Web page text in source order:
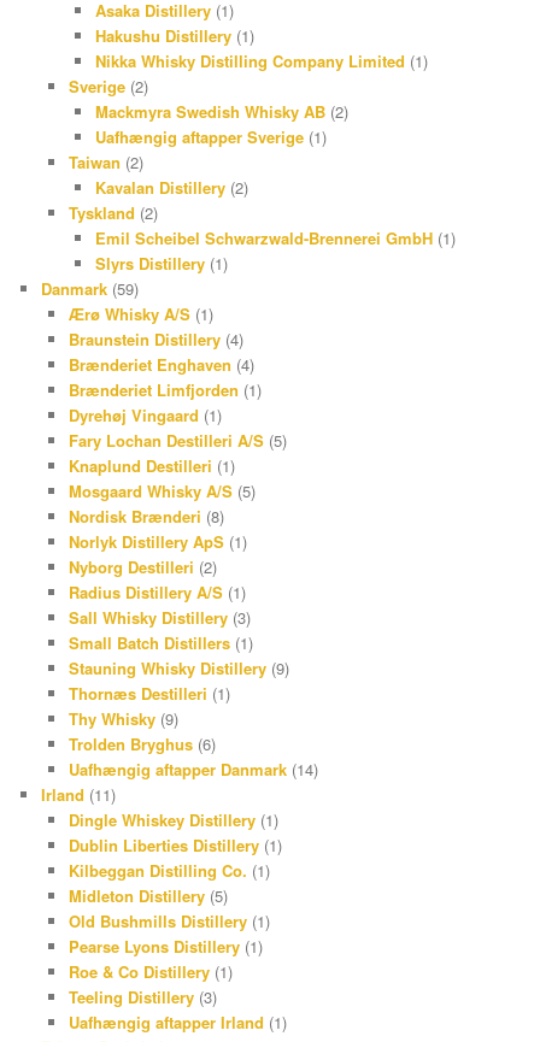
Asaka Distillery (1)
Hakushu Distillery (1)
Nikka Whisky Distilling Company Limited (1)
Sverige(2)
Mackmyra Swedish Whisky AB (2)
Uafhængig aftapper Sverige (1)
Taiwan (2)
Kavalan Distillery (2)
Tyskland (2)
Emil Scheibel Schwarzwald-Brennerei GmbH (1)
Slyrs Distillery (1)
Danmark (59)
Ærø Whisky A/S(1)
Braunstein Distillery(4)
Brænderiet Enghaven (4)
Brænderiet Limfjorden (1)
Dyrehøj Vingaard (1)
Fary Lochan Destilleri A/S(5)
Knaplund Destilleri (1)
Mosgaard Whisky A/S(5)
Nordisk Brænderi (8)
Norlyk Distillery ApS(1)
Nyborg Destilleri (2)
Radius Distillery A/S(1)
Sall Whisky Distillery(3)
Small Batch Distillers(1)
Stauning Whisky Distillery(9)
Thornæs Destilleri (1)
Thy Whisky(9)
Trolden Bryghus(6)
Uafhængig aftapper Danmark(14)
Irland (11)
Dingle Whiskey Distillery(1)
Dublin Liberties Distillery(1)
Kilbeggan Distilling Co. (1)
Midleton Distillery(5)
Old Bushmills Distillery(1)
Pearse Lyons Distillery(1)
Roe & Co Distillery(1)
Teeling Distillery(3)
Uafhængig aftapper Irland (1)